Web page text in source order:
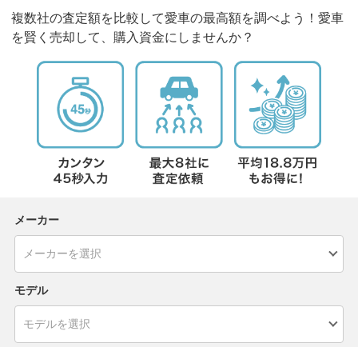
複数社の査定額を比較して愛車の最高額を調べよう！愛車
を賢く売却して、購入資金にしませんか？
メーカー
モデル